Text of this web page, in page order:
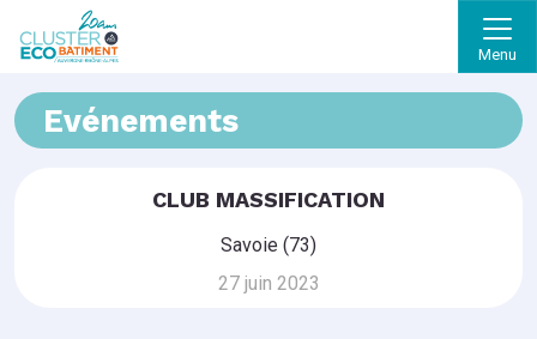
Menu
Evénements
CLUB MASSIFICATION
Savoie (73)
27 juin 2023